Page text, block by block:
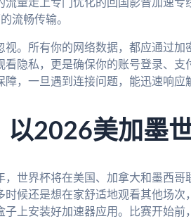
流量走上专门优化的回国影音加速
流畅传输。
视。所有你的网络数据，都应通过
看隐私，更是确保你的账号登录、
，一旦遇到连接问题，能迅速响应
以2026美加墨
，世界杯将在美国、加拿大和墨西
时候还是想在家舒适地观看其他场
子上安装好加速器应用。比赛开始前